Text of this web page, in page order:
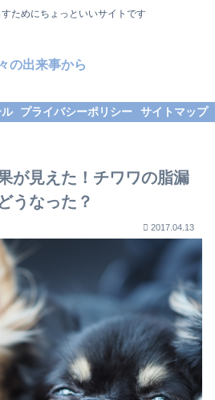
ためにちょっといいサイトです
の出来事から
プライバシーポリシー サイトマップ
が見えた！チワワの脂漏
うなった？
2017.04.13